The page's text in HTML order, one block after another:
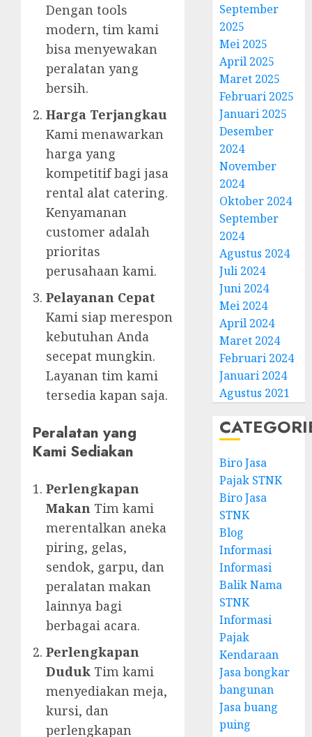
Dengan tools
modern, tim kami
bisa menyewakan
peralatan yang
bersih.
Harga Terjangkau
Kami menawarkan
harga yang
kompetitif bagi jasa
rental alat catering.
Kenyamanan
customer adalah
prioritas
perusahaan kami.
Pelayanan Cepat
Kami siap merespon
kebutuhan Anda
secepat mungkin.
Layanan tim kami
tersedia kapan saja.
Peralatan yang
Kami Sediakan
Perlengkapan
Makan Tim kami
merentalkan aneka
piring, gelas,
sendok, garpu, dan
peralatan makan
lainnya bagi
berbagai acara.
Perlengkapan
Duduk Tim kami
menyediakan meja,
kursi, dan
perlengkapan
September
2025
Mei 2025
April 2025
Maret 2025
Februari 2025
Januari 2025
Desember
2024
November
2024
Oktober 2024
September
2024
Agustus 2024
Juli 2024
Juni 2024
Mei 2024
April 2024
Maret 2024
Februari 2024
Januari 2024
Agustus 2021
Biro Jasa
Pajak STNK
Biro Jasa
STNK
Blog
Informasi
Informasi
Balik Nama
STNK
Informasi
Pajak
Kendaraan
Jasa bongkar
bangunan
Jasa buang
puing